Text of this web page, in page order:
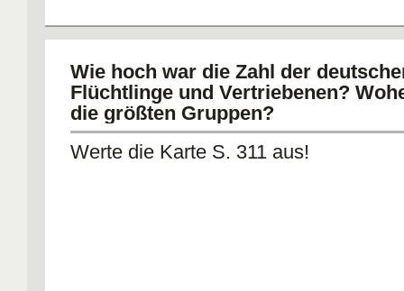
Wie hoch war die Zahl der
Flüchtlinge und Vertriebenen?
die größten Gruppen?
Werte die Karte S. 311 aus!